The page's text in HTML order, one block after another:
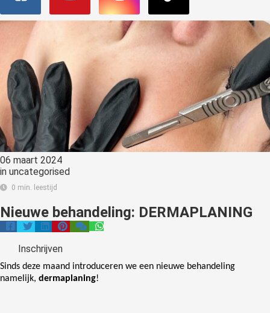
06 maart 2024
in uncategorised
0 min. leestijd
Nieuwe behandeling: DERMAPLANING
Inschrijven
Sinds deze maand introduceren we een nieuwe behandeling
namelijk, dermaplaning!